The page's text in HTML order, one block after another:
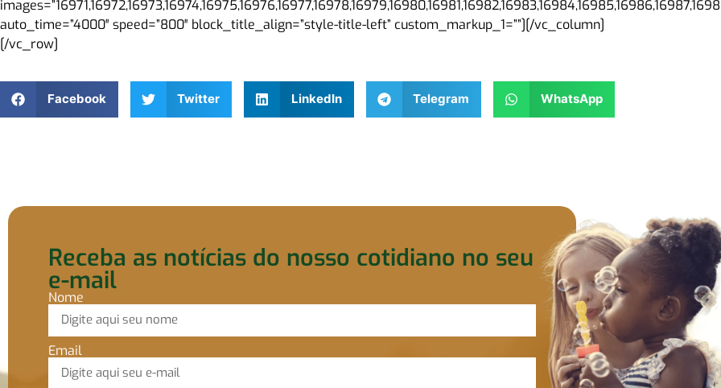
auto_time=”4000″ speed=”800″ block_title_align=”style-title-left” custom_markup_1=””][/vc_column]
[/vc_row]
Facebook Twitter LinkedIn Telegram WhatsApp
Receba as notícias do nosso cotidiano no seu
e-mail
Nome
Email